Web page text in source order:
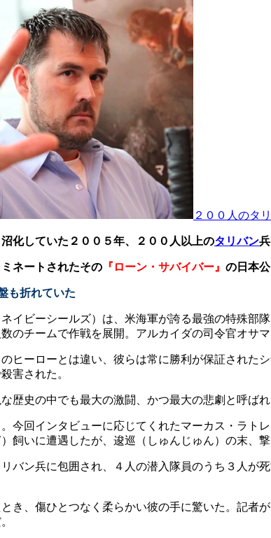
２００人のタ
化していた２００５年、２００人以上のタリバン
ミネートされたその 『ローン・サバイバー』 の日本
も折れていた
イビーシールズ）は、米海軍が誇る最強の特殊部
のチームで作戦を展開。アルカイダの司令官オサ
ヒーローとは違い、彼らは常に勝利が保証された
害された。
歴史の中でも最大の激闘、かつ最大の悲劇と呼ば
今回インタビューに応じてくれたマーカス・ラト
飼いに遭遇したが、逡巡（しゅんじゅん）の末、
バン兵に包囲され、４人の潜入隊員のうち３人
き、傷ひとつなく柔らかい彼の手に驚いた。記者